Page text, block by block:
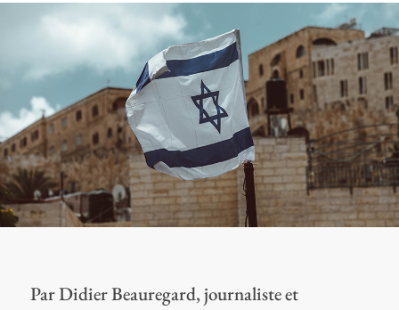
Par Didier Beauregard, journaliste et